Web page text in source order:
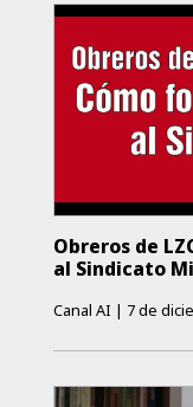
Obreros de
al Sindicato
Canal AI | 7 de